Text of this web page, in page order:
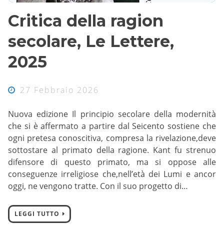
Critica della ragion
secolare, Le Lettere,
2025
27 Febbraio 2026
Nuova edizione Il principio secolare della modernità
che si è affermato a partire dal Seicento sostiene che
ogni pretesa conoscitiva, compresa la rivelazione,deve
sottostare al primato della ragione. Kant fu strenuo
difensore di questo primato, ma si oppose alle
conseguenze irreligiose che,nell’età dei Lumi e ancor
oggi, ne vengono tratte. Con il suo progetto di…
LEGGI TUTTO